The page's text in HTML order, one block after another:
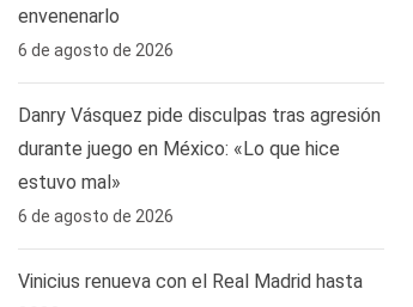
envenenarlo
6 de agosto de 2026
Danry Vásquez pide disculpas tras agresión
durante juego en México: «Lo que hice
estuvo mal»
6 de agosto de 2026
Vinicius renueva con el Real Madrid hasta